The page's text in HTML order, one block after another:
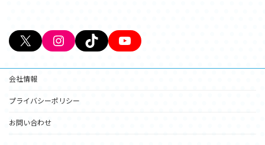
X Instagram
TikTokYouTube
会社情報
プライバシーポリシー
お問い合わせ